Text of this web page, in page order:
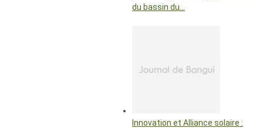
du bassin du…
Innovation et Alliance solaire :